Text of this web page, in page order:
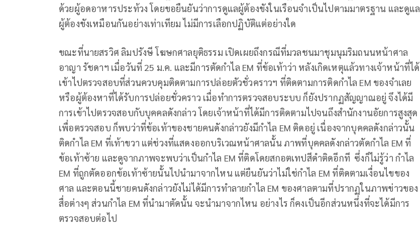
ด้วยผู้อดอาหารประท้วง โดยขอยืนยันว่าการดูแลผู้ต้องขังในเรือนจำเป็นไปตามมาตรฐาน และดูแล
ผู้ต้องขังเหมือนกันอย่างเท่าเทียม ไม่มีการเลือกปฏิบัติแต่อย่างใด
ขณะที่นายสรวิศ ลิมปรังษี โฆษกศาลยุติธรรม เปิดเผยถึงกรณีที่มวลชนมาชุมนุมริมถนนหน้าศาล
อาญา รัชดาฯ เมื่อวันที่ 25 ม.ค. และมีการตัดกำไล EM ที่ข้อเท้าว่า หลังเกิดเหตุแล้วทางเจ้าหน้าที่ได้
เข้าไปตรวจสอบที่ส่วนควบคุมติดตามการปล่อยตัวชั่วคราวฯ ที่ติดตามการติดกำไล EM ของจำเลย
หรือผู้ต้องหาที่ได้รับการปล่อยชั่วคราว เมื่อทำการตรวจสอบระบบ ก็ยังปรากฏสัญญาณอยู่ จึงได้มี
การเข้าไปตรวจสอบกับบุคคลดังกล่าว โดยเจ้าหน้าที่ได้มีการติดตามไปจนถึงสำนักงานอัยการสูงสุด
เพื่อตรวจสอบ ก็พบว่าที่ข้อเท้าของชายคนดังกล่าวยังมีกำไล EM ติดอยู่ เนื่องจากบุคคลดังกล่าวนั้น
ติดกำไล EM ที่เท้าขวา แต่ช่วงที่แสดงออกบริเวณหน้าศาลนั้น ภาพที่บุคคลดังกล่าวตัดกำไล EM ที่
ข้อเท้าซ้าย และดูจากภาพจะพบว่าเป็นกำไล EM ที่ติดโดยสกอตเทปสีดำติดอีกที ซึ่งก็ไม่รู้ว่า กำไล
EM ที่ถูกตัดออกข้อเท้าซ้ายนั้นไปนำมาจากไหน แต่ยืนยันว่าไม่ใช่กำไล EM ที่ติดตามเงื่อนไขของ
ศาล และตอนนี้ชายคนดังกล่าวยังไม่ได้มีการทำลายกำไล EM ของศาลตามที่ปรากฏในภาพข่าวของ
สื่อต่างๆ ส่วนกำไล EM ที่นำมาตัดนั้น จะนำมาจากไหน อย่างไร ก็คงเป็นอีกส่วนหนึ่งที่จะได้มีการ
ตรวจสอบต่อไป